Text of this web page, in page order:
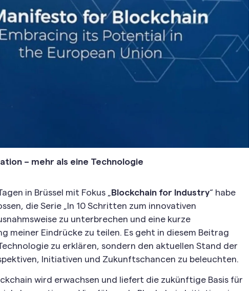
– mehr als eine Technologie
in Brüssel mit Fokus „ Blockchain for Industry“ habe
die Serie „In 10 Schritten zum innovativen
zu unterbrechen und eine kurze
meiner Eindrücke zu teilen. Es geht in diesem Beitrag
zu erklären, sondern den aktuellen Stand der
Initiativen und Zukunftschancen zu beleuchten.
wird erwachsen und liefert die zukünftige Basis für